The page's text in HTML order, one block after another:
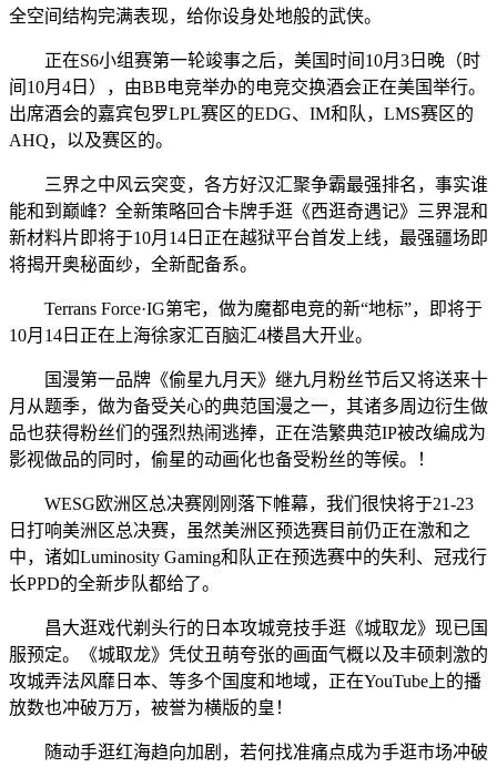
全空间结构完满表现，给你设身处地般的武侠。
正在S6小组赛第一轮竣事之后，美国时间10月3日晚（时
间10月4日），由BB电竞举办的电竞交换酒会正在美国举行。
出席酒会的嘉宾包罗LPL赛区的EDG、IM和队，LMS赛区的
AHQ，以及赛区的。
三界之中风云突变，各方好汉汇聚争霸最强排名，事实谁
能和到巅峰？全新策略回合卡牌手逛《西逛奇遇记》三界混和
新材料片即将于10月14日正在越狱平台首发上线，最强疆场即
将揭开奥秘面纱，全新配备系。
Terrans Force·IG第宅，做为魔都电竞的新“地标”，即将于
10月14日正在上海徐家汇百脑汇4楼昌大开业。
国漫第一品牌《偷星九月天》继九月粉丝节后又将送来十
月从题季，做为备受关心的典范国漫之一，其诸多周边衍生做
品也获得粉丝们的强烈热闹逃捧，正在浩繁典范IP被改编成为
影视做品的同时，偷星的动画化也备受粉丝的等候。！
WESG欧洲区总决赛刚刚落下帷幕，我们很快将于21-23
日打响美洲区总决赛，虽然美洲区预选赛目前仍正在激和之
中，诸如Luminosity Gaming和队正在预选赛中的失利、冠戎行
长PPD的全新步队都给了。
昌大逛戏代剃头行的日本攻城竞技手逛《城取龙》现已国
服预定。《城取龙》凭仗丑萌夸张的画面气概以及丰硕刺激的
攻城弄法风靡日本、等多个国度和地域，正在YouTube上的播
放数也冲破万万，被誉为横版的皇！
随动手逛红海趋向加剧，若何找准痛点成为手逛市场冲破